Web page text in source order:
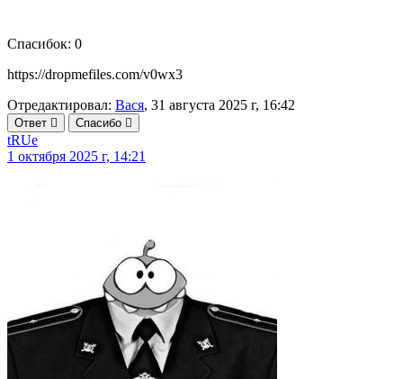
Спасибок: 0
https://dropmefiles.com/v0wx3
Отредактировал: Вася, 31 августа 2025 г, 16:42
Ответ Спасибо
tRUe
1 октября 2025 г, 14:21